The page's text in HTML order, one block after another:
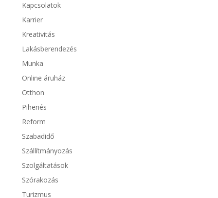
Kapcsolatok
Karrier
Kreativitás
Lakásberendezés
Munka
Online áruház
Otthon
Pihenés
Reform
Szabadidő
Szállítmányozás
Szolgáltatások
Szórakozás
Turizmus